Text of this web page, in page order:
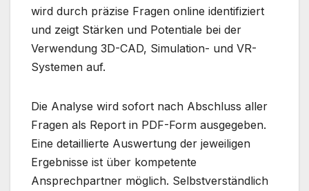
wird durch präzise Fragen online identifiziert
und zeigt Stärken und Potentiale bei der
Verwendung 3D-CAD, Simulation- und VR-
Systemen auf.
Die Analyse wird sofort nach Abschluss aller
Fragen als Report in PDF-Form ausgegeben.
Eine detaillierte Auswertung der jeweiligen
Ergebnisse ist über kompetente
Ansprechpartner möglich. Selbstverständlich